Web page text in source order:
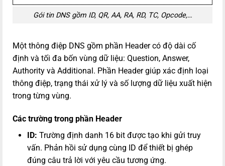
Gói tin DNS gồm ID, QR, AA, RA, RD, TC, Opcode,…
Một thông điệp DNS gồm phần Header có độ dài cố
định và tối đa bốn vùng dữ liệu: Question, Answer,
Authority và Additional. Phần Header giúp xác định loại
thông điệp, trạng thái xử lý và số lượng dữ liệu xuất hiện
trong từng vùng.
Các trường trong phần Header
ID: Trường định danh 16 bit được tạo khi gửi truy
vấn. Phản hồi sử dụng cùng ID để thiết bị ghép
đúng câu trả lời với yêu cầu tương ứng.